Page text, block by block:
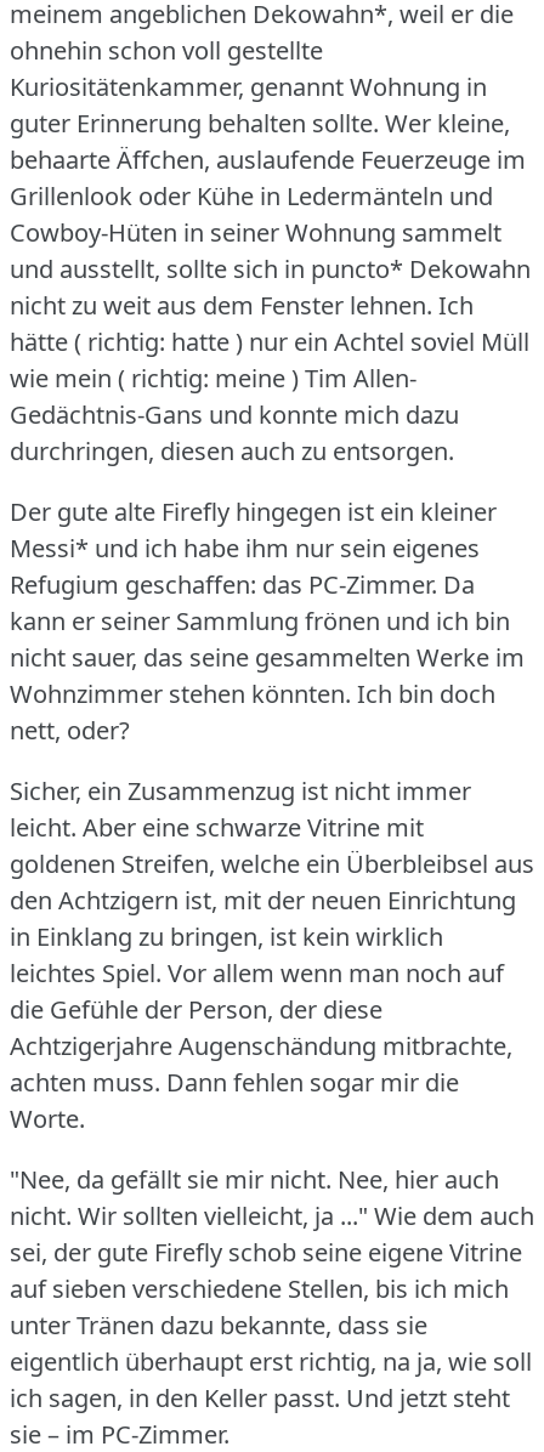
meinem angeblichen Dekowahn*, weil er die
ohnehin schon voll gestellte
Kuriositätenkammer, genannt Wohnung in
guter Erinnerung behalten sollte. Wer kleine,
behaarte Äffchen, auslaufende Feuerzeuge im
Grillenlook oder Kühe in Ledermänteln und
Cowboy-Hüten in seiner Wohnung sammelt
und ausstellt, sollte sich in puncto* Dekowahn
nicht zu weit aus dem Fenster lehnen. Ich
hätte ( richtig: hatte ) nur ein Achtel soviel Müll
wie mein ( richtig: meine ) Tim Allen-
Gedächtnis-Gans und konnte mich dazu
durchringen, diesen auch zu entsorgen.
Der gute alte Firefly hingegen ist ein kleiner
Messi* und ich habe ihm nur sein eigenes
Refugium geschaffen: das PC-Zimmer. Da
kann er seiner Sammlung frönen und ich bin
nicht sauer, das seine gesammelten Werke im
Wohnzimmer stehen könnten. Ich bin doch
nett, oder?
Sicher, ein Zusammenzug ist nicht immer
leicht. Aber eine schwarze Vitrine mit
goldenen Streifen, welche ein Überbleibsel aus
den Achtzigern ist, mit der neuen Einrichtung
in Einklang zu bringen, ist kein wirklich
leichtes Spiel. Vor allem wenn man noch auf
die Gefühle der Person, der diese
Achtzigerjahre Augenschändung mitbrachte,
achten muss. Dann fehlen sogar mir die
Worte.
"Nee, da gefällt sie mir nicht. Nee, hier auch
nicht. Wir sollten vielleicht, ja ..." Wie dem auch
sei, der gute Firefly schob seine eigene Vitrine
auf sieben verschiedene Stellen, bis ich mich
unter Tränen dazu bekannte, dass sie
eigentlich überhaupt erst richtig, na ja, wie soll
ich sagen, in den Keller passt. Und jetzt steht
sie – im PC-Zimmer.